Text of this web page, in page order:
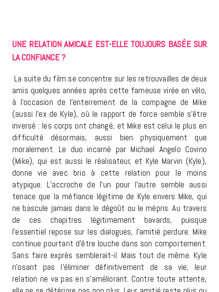
UNE RELATION AMICALE EST-ELLE TOUJOURS BASÉE SUR
LA CONFIANCE ?
La suite du film se concentre sur les retrouvailles de deux
amis quelques années après cette fameuse virée en vélo,
à l’occasion de l’enterrement de la compagne de Mike
(aussi l’ex de Kyle), où le rapport de force semble s’être
inversé : les corps ont changé, et Mike est celui le plus en
difficulté désormais, aussi bien physiquement que
moralement. Le duo incarné par Michael Angelo Covino
(Mike), qui est aussi le réalisateur, et Kyle Marvin (Kyle),
donne vie avec brio à cette relation pour le moins
atypique. L’accroche de l’un pour l’autre semble aussi
tenace que la méfiance légitime de Kyle envers Mike, qui
ne bascule jamais dans le dégoût ou le mépris. Au travers
de ces chapitres légitimement bavards, puisque
l’essentiel repose sur les dialogues, l’amitié perdure. Mike
continue pourtant d’être louche dans son comportement.
Sans faire exprès semblerait-il. Mais tout de même. Kyle
n’osant pas l’éliminer définitivement de sa vie, leur
relation ne va pas en s’améliorant. Contre toute attente,